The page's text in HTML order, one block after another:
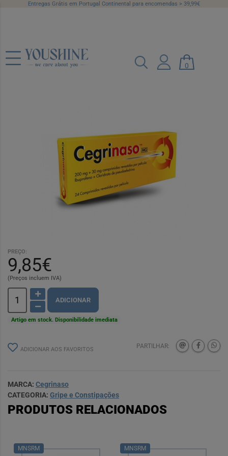
Entregas Grátis em Portugal Continental para encomendas > 39,99€
0
Cegrinaso MG, 200 mg + 30 mg Blister
24 Unidade(s) Comp revest pelic
PREÇO:
9,85€
(Preços incluem IVA)
ADICIONAR
Artigo em stock. Disponibilidade imediata
ADICIONAR AOS FAVORITOS PARTILHAR:
MARCA: Cegrinaso
CATEGORIA: Gripe e Constipações
PRODUTOS RELACIONADOS
MNSRM MNSRM